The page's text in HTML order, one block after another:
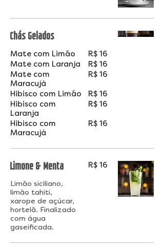
Chás Gelados
Mate com Limão
R$ 16
Mate com Laranja
R$ 16
Mate com
Maracujá
R$ 16
Hibisco com Limão
R$ 16
Hibisco com
Laranja
R$ 16
Hibisco com
Maracujá
R$ 16
Limone & Menta
Limão siciliano,
limão tahiti,
xarope de açúcar,
hortelã. Finalizado
com água
gaseificada.
R$ 16